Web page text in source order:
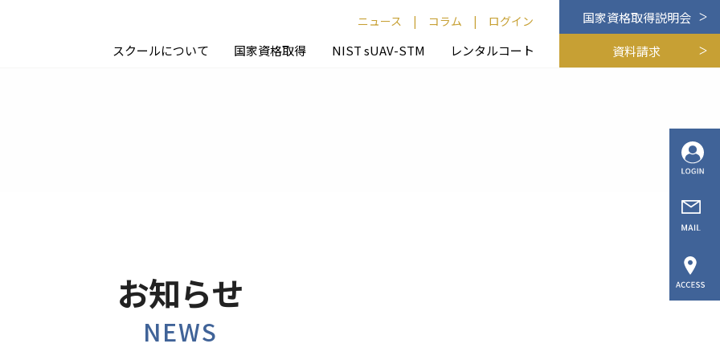
スクールについて 国家資格取得 NIST sUAV-STM レンタルコート
ニュース | コラム | ログイン
国家資格取得説明会
資料請求
お知らせ
NEWS